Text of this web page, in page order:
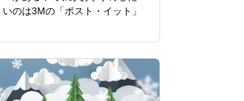
いのは3Mの「ポスト・イット」